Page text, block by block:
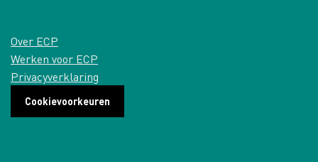
Over ECP
Werken voor ECP
Privacyverklaring
Cookievoorkeuren